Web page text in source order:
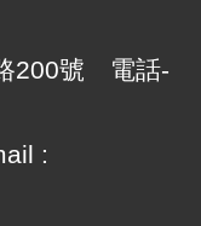
200號 電話-
: